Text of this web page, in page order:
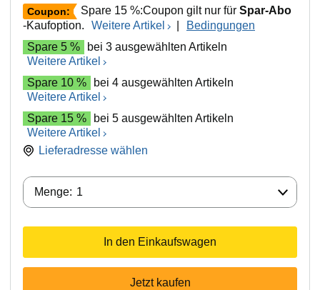
Coupon: Spare 15 %:Coupon gilt nur für Spar-Abo
-Kaufoption.
Weitere Artikel
Bedingungen
Spare 5 %
bei 3 ausgewählten Artikeln
Weitere Artikel
Spare 10 %
bei 4 ausgewählten Artikeln
Weitere Artikel
Spare 15 %
bei 5 ausgewählten Artikeln
Weitere Artikel
Lieferadresse wählen
Menge: 1
In den Einkaufswagen
Jetzt kaufen